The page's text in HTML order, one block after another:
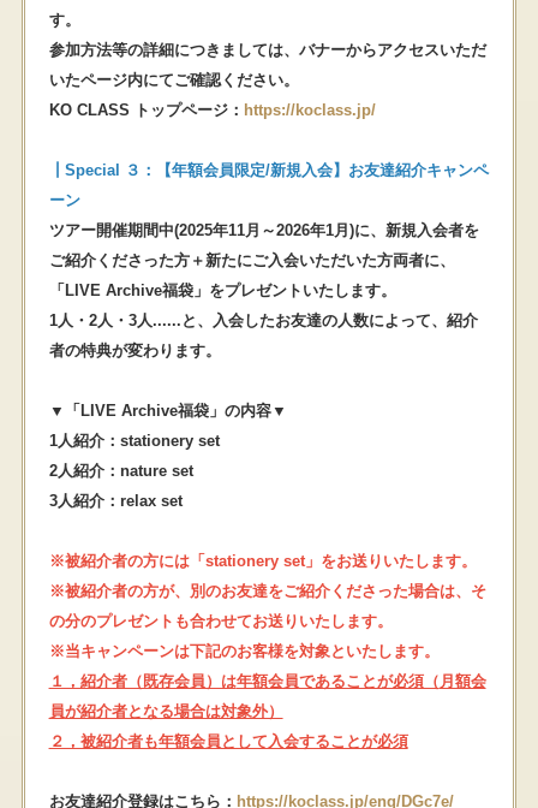
す。
参加方法等の詳細につきましては、バナーからアクセスいただ
いたページ内にてご確認ください。
KO CLASS トップページ： https://koclass.jp/
┃Special ３：
【年額会員限定/新規入会】お友達紹介キャンペ
ーン
ツアー開催期間中(2025年11月～2026年1月)に、新規入会者を
ご紹介くださった方＋新たにご入会いただいた方両者に、
「LIVE Archive福袋」をプレゼントいたします。
1人・2人・3人......と、入会したお友達の人数によって、紹介
者の特典が変わります。
▼「LIVE Archive福袋」の内容▼
1人紹介：stationery set
2人紹介：nature set
3人紹介：relax set
※被紹介者の方には「stationery set」をお送りいたします。
※被紹介者の方が、別のお友達をご紹介くださった場合は、そ
の分のプレゼントも合わせてお送りいたします。
※当キャンペーンは下記のお客様を対象といたします。
１，紹介者（既存会員）は年額会員であることが必須（ 月額会
員が紹介者となる場合は対象外）
２，被紹介者も年額会員 として入会することが必須
お友達紹介登録はこちら： https://koclass.jp/enq/DGc7e/